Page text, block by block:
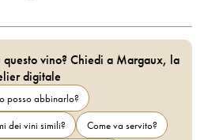
questo vino? Chiedi a Margaux, la
digitale
posso abbinarlo?
dei vini simili?
Come va servito?